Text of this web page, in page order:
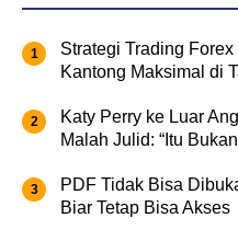
Strategi Trading
Kantong Maksimal di
Katy Perry ke Luar
Malah Julid: “Itu
PDF Tidak Bisa
Biar Tetap Bisa Akses